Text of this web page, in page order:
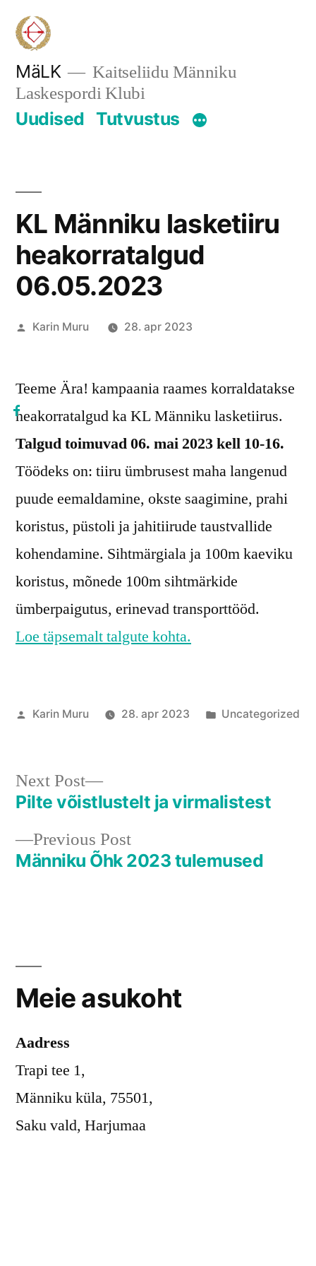
Skip
content
MäLK
Kaitseliidu Männiku
Laskespordi Klubi
Uudised Tutvustus
KL Männiku lasketiiru
heakorratalgud
06.05.2023
Posted
Karin Muru 28. apr 2023
Teeme Ära! kampaania raames korraldatakse
heakorratalgud ka KL Männiku lasketiirus.
Talgud toimuvad 06. mai 2023 kell 10-16.
Töödeks on: tiiru ümbrusest maha langenud
puude eemaldamine, okste saagimine, prahi
koristus, püstoli ja jahitiirude taustvallide
kohendamine. Sihtmärgiala ja 100m kaeviku
koristus, mõnede 100m sihtmärkide
ümberpaigutus, erinevad transporttööd.
Loe täpsemalt talgute kohta.
Posted
Karin Muru 28. apr 2023
Posted
Uncategorized
Navigeerimine
Previous PostPrevious
post:
Männiku Õhk 2023 tulemused
Next Post
Next
post:
Pilte võistlustelt ja virmalistest
Meie asukoht
Aadress
Trapi tee 1,
Männiku küla, 75501,
Saku vald, Harjumaa